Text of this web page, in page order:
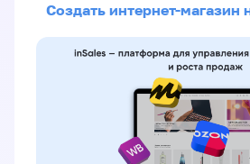
Создать интернет-магазин